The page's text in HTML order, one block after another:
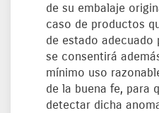
de su embalaje
caso de productos
de estado adecuado
se consentirá
mínimo uso
de la buena fe, para
detectar dicha